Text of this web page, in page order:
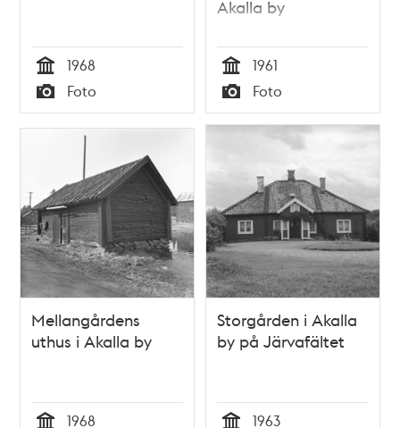
Tid
1968
Typ
Foto
Akalla by
Tid
1961
Typ
Foto
Mellangårdens
uthus i Akalla by
1968
Storgården i Akalla
by på Järvafältet
1963